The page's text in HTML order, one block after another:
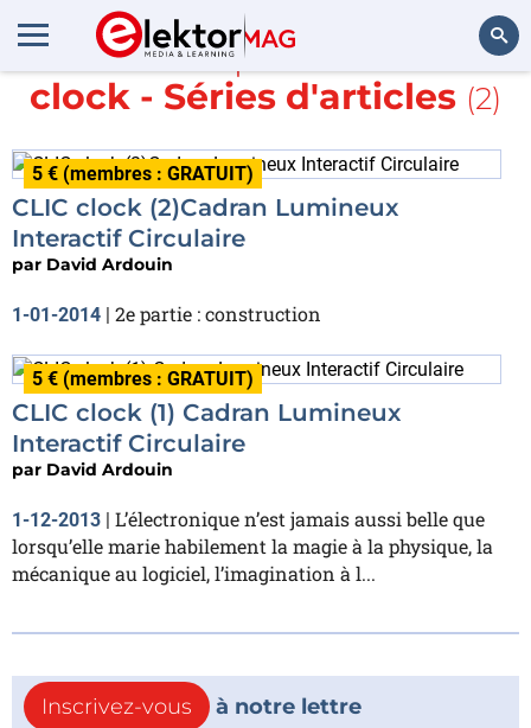
Rechercher
En savoir plus sur
clock - Séries d'articles (2)
5 € (membres : GRATUIT)
CLIC clock (2)Cadran Lumineux
Interactif Circulaire
par David Ardouin
1-01-2014 | 2e partie : construction
5 € (membres : GRATUIT)
CLIC clock (1) Cadran Lumineux
Interactif Circulaire
par David Ardouin
1-12-2013 | L’électronique n’est jamais aussi belle que
lorsqu’elle marie habilement la magie à la physique, la
mécanique au logiciel, l’imagination à l...
Inscrivez-vous
à notre lettre